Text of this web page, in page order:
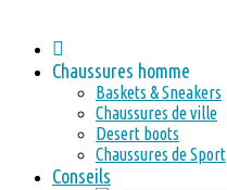
Chaussures homme
Baskets & Sneakers
Chaussures de ville
Desert boots
Chaussures de Sport
Conseils